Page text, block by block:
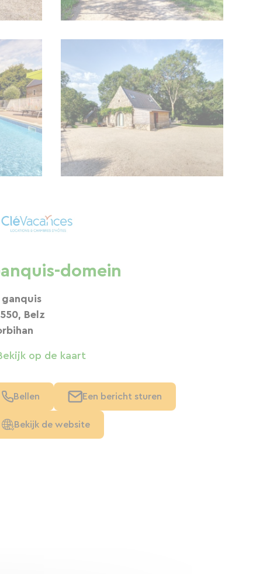
domein
ganquis
Belz
op de kaart
Bellen Een bericht sturen
Bekijk de website